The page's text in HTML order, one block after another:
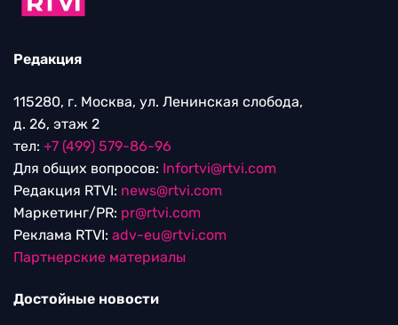
Редакция
115280, г. Москва, ул. Ленинская слобода,
д. 26, этаж 2
тел: +7 (499) 579-86-96
Для общих вопросов: Infortvi@rtvi.com
Редакция RTVI: news@rtvi.com
Маркетинг/PR: pr@rtvi.com
Реклама RTVI: adv-eu@rtvi.com
Партнерские материалы
Достойные новости